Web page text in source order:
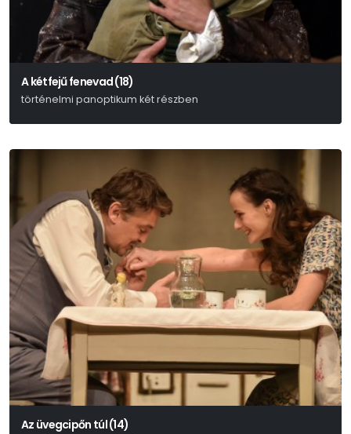
A kétfejű fenevad (18)
történelmi panoptikum két részben
Az üvegcipőn túl (14)